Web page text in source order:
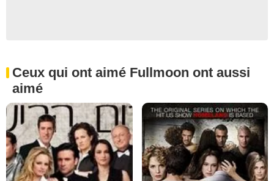
Ceux qui ont aimé Fullmoon ont aussi
aimé